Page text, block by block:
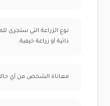
نوع الزراعة التي ستجرى
ذاتية أو زراعة خيفية.
معاناة الشخص من أي